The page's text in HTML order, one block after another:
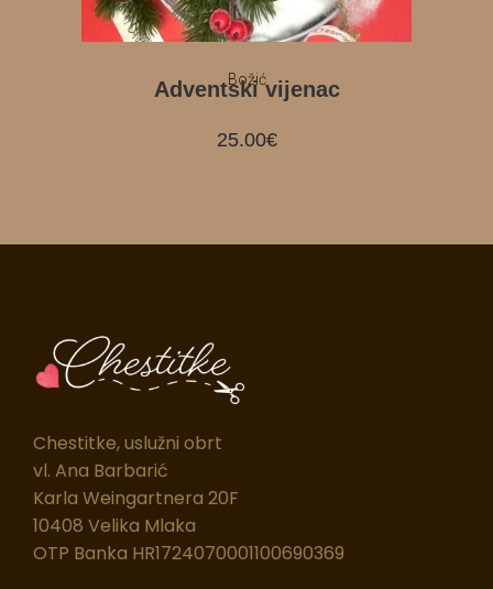
Božić
Adventski vijenac
25.00€
Chestitke, uslužni obrt
vl. Ana Barbarić
Karla Weingartnera 20F
10408 Velika Mlaka
OTP Banka HR1724070001100690369